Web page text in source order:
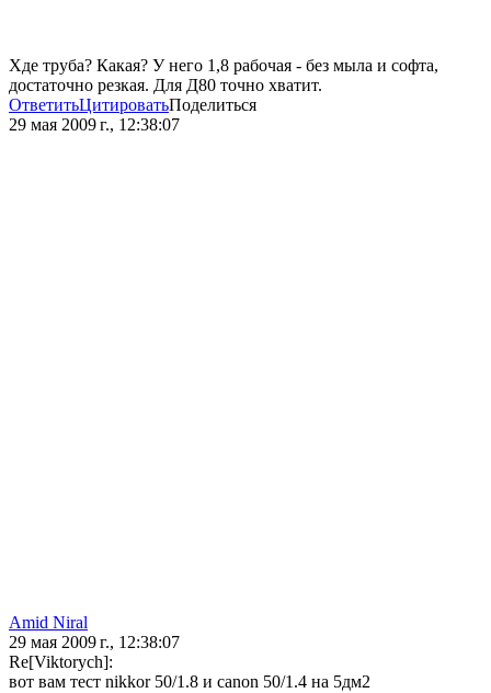
Хде труба? Какая? У него 1,8 рабочая - без мыла и софта,
достаточно резкая. Для Д80 точно хватит.
ОтветитьЦитироватьПоделиться
29 мая 2009 г., 12:38:07
Amid Niral
29 мая 2009 г., 12:38:07
Re[Viktorych]:
вот вам тест nikkor 50/1.8 и canon 50/1.4 на 5дм2